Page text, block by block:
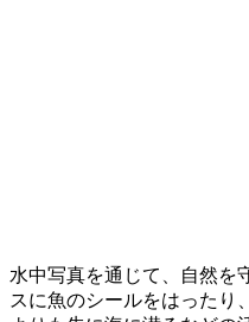
水中写真を通じて、自然を
スに魚のシールをはったり